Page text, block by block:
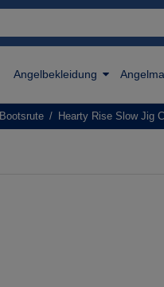
Angelbekleidung
Bootsrute Hearty Rise Slow Jig